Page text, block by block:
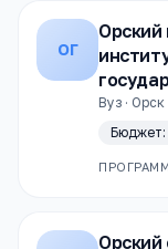
ОГ
Орский
Вуз · Орск
Бюджет:
Орский